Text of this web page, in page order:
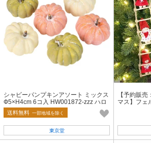
シャビーパンプキンアソート ミックス
Ф5×H4cm 6コ入 HW001872-zzz ハロ
ウィン
送料無料 一部地域を除く
東京堂
【予約販
マス】フ